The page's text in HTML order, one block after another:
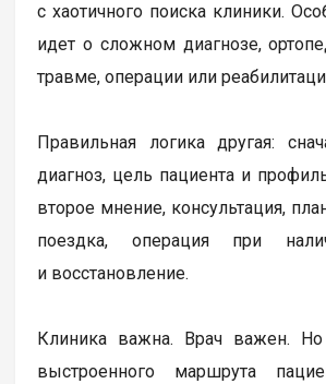
с хаотичного поиска клиники.
идет о сложном диагнозе,
травме, операции или
Правильная логика другая:
диагноз, цель пациента и
второе мнение, консультация,
поездка, операция при
и восстановление.
Клиника важна. Врач важен.
выстроенного маршрута